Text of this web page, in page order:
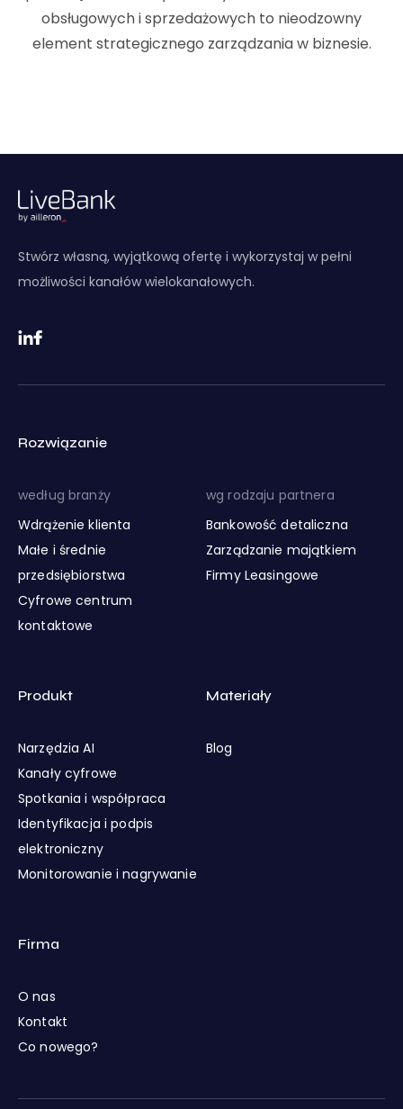
obsługowych i sprzedażowych to nieodzowny
element strategicznego zarządzania w biznesie.
Stwórz własną, wyjątkową ofertę i wykorzystaj w pełni
możliwości kanałów wielokanałowych.
Rozwiązanie
według branży
Wdrążenie klienta
Małe i średnie
przedsiębiorstwa
Cyfrowe centrum
kontaktowe
wg rodzaju partnera
Bankowość detaliczna
Zarządzanie majątkiem
Firmy Leasingowe
Produkt
Narzędzia AI
Kanały cyfrowe
Spotkania i współpraca
Identyfikacja i podpis
elektroniczny
Monitorowanie i nagrywanie
Materiały
Blog
Firma
O nas
Kontakt
Co nowego?